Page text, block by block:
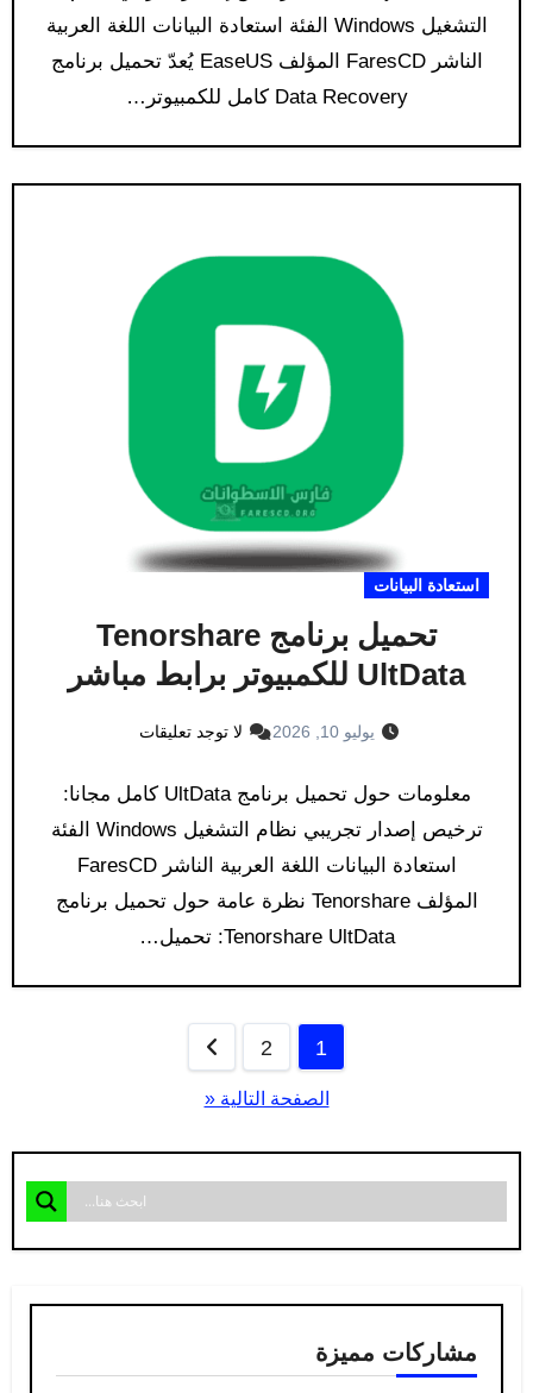
التشغيل Windows الفئة استعادة البيانات اللغة العربية
الناشر FaresCD المؤلف EaseUS يُعدّ تحميل برنامج
Data Recovery كامل للكمبيوتر…
استعادة البيانات
تحميل برنامج Tenorshare
UltData للكمبيوتر برابط مباشر
يوليو 10, 2026 لا توجد تعليقات
معلومات حول تحميل برنامج UltData كامل مجانا:
ترخيص إصدار تجريبي نظام التشغيل Windows الفئة
استعادة البيانات اللغة العربية الناشر FaresCD
المؤلف Tenorshare نظرة عامة حول تحميل برنامج
Tenorshare UltData: تحميل…
المقالات
1
2
الصفحة التالية «
مشاركات مميزة